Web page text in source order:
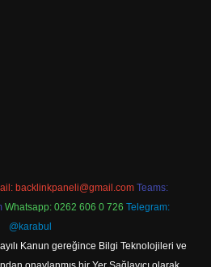
backlinkpaneli@gmail.com Teams:
Whatsapp: 0262 606 0 726 Telegram:
@karabul
Kanun gereğince Bilgi Teknolojileri ve